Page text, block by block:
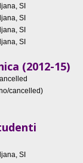
SI
SI
SI
SI
(2012-15)
cancelled)
SI